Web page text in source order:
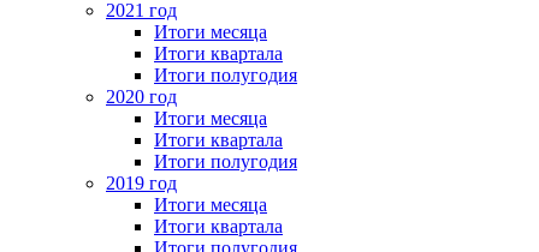
2021 год
Итоги месяца
Итоги квартала
Итоги полугодия
2020 год
Итоги месяца
Итоги квартала
Итоги полугодия
2019 год
Итоги месяца
Итоги квартала
Итоги полугодия